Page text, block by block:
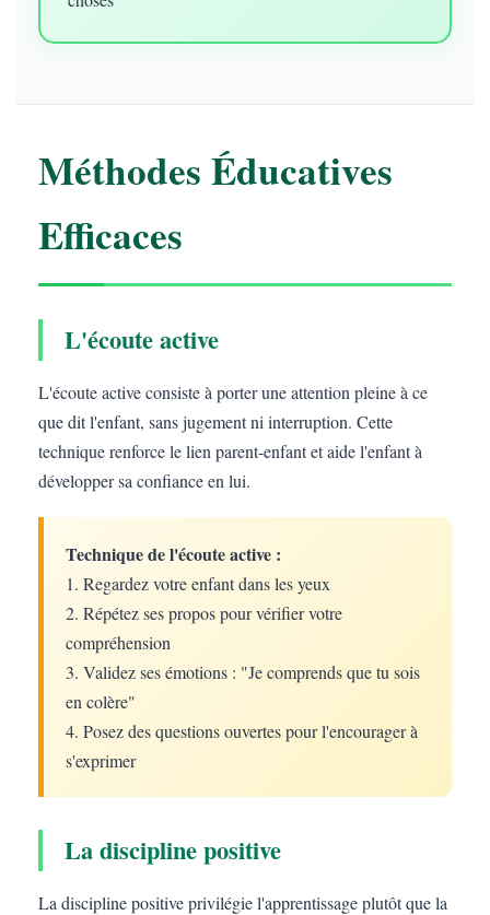
Méthodes Éducatives
Efficaces
L'écoute active
L'écoute active consiste à porter une attention pleine à ce
que dit l'enfant, sans jugement ni interruption. Cette
technique renforce le lien parent-enfant et aide l'enfant à
développer sa confiance en lui.
Technique de l'écoute active :
1. Regardez votre enfant dans les yeux
2. Répétez ses propos pour vérifier votre
compréhension
3. Validez ses émotions : "Je comprends que tu sois
en colère"
4. Posez des questions ouvertes pour l'encourager à
s'exprimer
La discipline positive
La discipline positive privilégie l'apprentissage plutôt que la